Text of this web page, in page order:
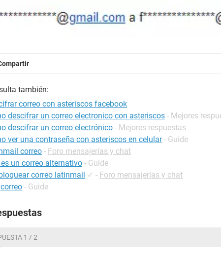
también:
correo con asteriscos facebook
descifrar un correo electronico con asteriscos - Mejores
descifrar un correo electrónico - Mejores respuestas
ver una contraseña con asteriscos en celular - Guide
correo - Foro mensajerías y chat
es un correo alternativo - Guide
correo latinmail ✓ - Foro mensajerías y chat
- Guide
1 / 2